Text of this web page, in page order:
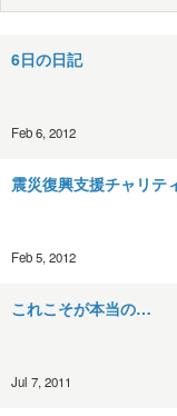
6日の日記
Feb 6, 2012
震災復興支援チャリテ
Feb 5, 2012
これこそが本当の…
Jul 7, 2011